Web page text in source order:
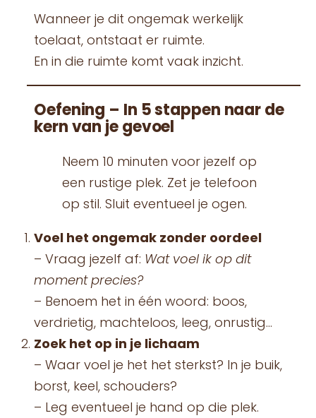
Wanneer je dit ongemak werkelijk
toelaat, ontstaat er ruimte.
En in die ruimte komt vaak inzicht.
Oefening – In 5 stappen naar de
kern van je gevoel
Neem 10 minuten voor jezelf op
een rustige plek. Zet je telefoon
op stil. Sluit eventueel je ogen.
Voel het ongemak zonder oordeel
– Vraag jezelf af: Wat voel ik op dit
moment precies?
– Benoem het in één woord: boos,
verdrietig, machteloos, leeg, onrustig…
Zoek het op in je lichaam
– Waar voel je het het sterkst? In je buik,
borst, keel, schouders?
– Leg eventueel je hand op die plek.